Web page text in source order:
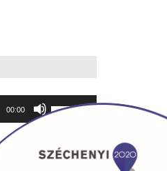
00:00
hangerő
csökkentéséhez